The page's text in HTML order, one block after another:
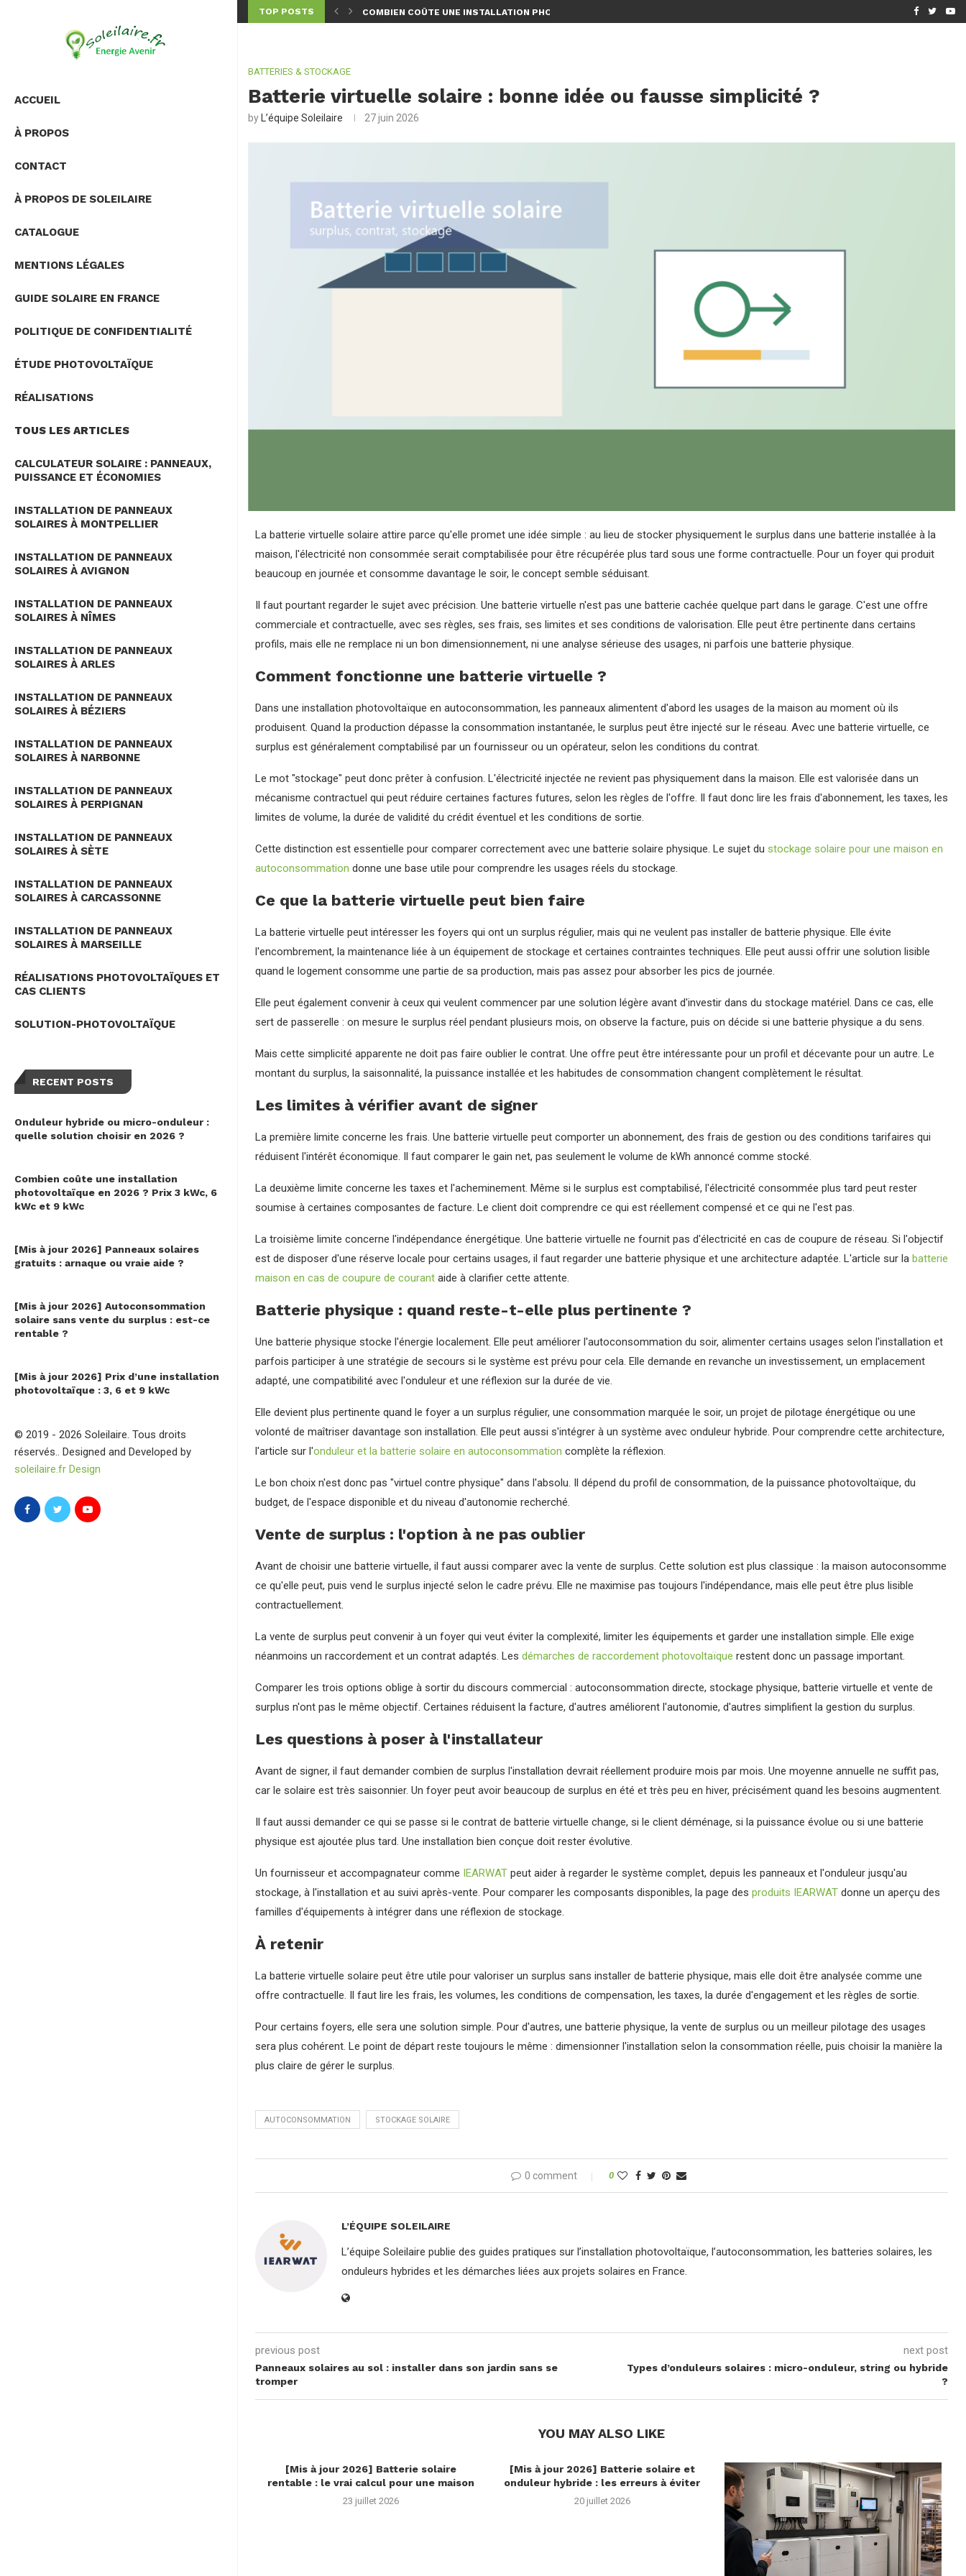
ACCUEIL
À PROPOS
CONTACT
À PROPOS DE SOLEILAIRE
CATALOGUE
MENTIONS LÉGALES
GUIDE SOLAIRE EN FRANCE
POLITIQUE DE CONFIDENTIALITÉ
ÉTUDE PHOTOVOLTAÏQUE
RÉALISATIONS
TOUS LES ARTICLES
CALCULATEUR SOLAIRE : PANNEAUX,
PUISSANCE ET ÉCONOMIES
INSTALLATION DE PANNEAUX
SOLAIRES À MONTPELLIER
INSTALLATION DE PANNEAUX
SOLAIRES À AVIGNON
INSTALLATION DE PANNEAUX
SOLAIRES À NÎMES
INSTALLATION DE PANNEAUX
SOLAIRES À ARLES
INSTALLATION DE PANNEAUX
SOLAIRES À BÉZIERS
INSTALLATION DE PANNEAUX
SOLAIRES À NARBONNE
INSTALLATION DE PANNEAUX
SOLAIRES À PERPIGNAN
INSTALLATION DE PANNEAUX
SOLAIRES À SÈTE
INSTALLATION DE PANNEAUX
SOLAIRES À CARCASSONNE
INSTALLATION DE PANNEAUX
SOLAIRES À MARSEILLE
RÉALISATIONS PHOTOVOLTAÏQUES ET
CAS CLIENTS
SOLUTION-PHOTOVOLTAÏQUE
RECENT POSTS
Onduleur hybride ou micro-onduleur :
quelle solution choisir en 2026 ?
Combien coûte une installation
photovoltaïque en 2026 ? Prix 3 kWc, 6
kWc et 9 kWc
[Mis à jour 2026] Panneaux solaires
gratuits : arnaque ou vraie aide ?
[Mis à jour 2026] Autoconsommation
solaire sans vente du surplus : est-ce
rentable ?
[Mis à jour 2026] Prix d’une installation
photovoltaïque : 3, 6 et 9 kWc
© 2019 - 2026 Soleilaire. Tous droits
réservés.. Designed and Developed by
soleilaire.fr Design
TOP POSTS
ONDULEUR HYBRIDE OU MICRO-ONDULEUR : QUELLE SOLUTION CHOISIR...COMBIEN COÛTE UNE INSTALLATION PHOTOVOLTAÏQUE EN 2026 ?...
BATTERIES & STOCKAGE
Batterie virtuelle solaire : bonne idée ou fausse simplicité ?
by L’équipe Soleilaire 27 juin 2026
La batterie virtuelle solaire attire parce qu'elle promet une idée simple : au lieu de stocker physiquement le surplus dans une batterie installée à la
maison, l'électricité non consommée serait comptabilisée pour être récupérée plus tard sous une forme contractuelle. Pour un foyer qui produit
beaucoup en journée et consomme davantage le soir, le concept semble séduisant.
Il faut pourtant regarder le sujet avec précision. Une batterie virtuelle n'est pas une batterie cachée quelque part dans le garage. C'est une offre
commerciale et contractuelle, avec ses règles, ses frais, ses limites et ses conditions de valorisation. Elle peut être pertinente dans certains
profils, mais elle ne remplace ni un bon dimensionnement, ni une analyse sérieuse des usages, ni parfois une batterie physique.
Comment fonctionne une batterie virtuelle ?
Dans une installation photovoltaïque en autoconsommation, les panneaux alimentent d'abord les usages de la maison au moment où ils
produisent. Quand la production dépasse la consommation instantanée, le surplus peut être injecté sur le réseau. Avec une batterie virtuelle, ce
surplus est généralement comptabilisé par un fournisseur ou un opérateur, selon les conditions du contrat.
Le mot "stockage" peut donc prêter à confusion. L'électricité injectée ne revient pas physiquement dans la maison. Elle est valorisée dans un
mécanisme contractuel qui peut réduire certaines factures futures, selon les règles de l'offre. Il faut donc lire les frais d'abonnement, les taxes, les
limites de volume, la durée de validité du crédit éventuel et les conditions de sortie.
Cette distinction est essentielle pour comparer correctement avec une batterie solaire physique. Le sujet du stockage solaire pour une maison en
autoconsommation donne une base utile pour comprendre les usages réels du stockage.
Ce que la batterie virtuelle peut bien faire
La batterie virtuelle peut intéresser les foyers qui ont un surplus régulier, mais qui ne veulent pas installer de batterie physique. Elle évite
l'encombrement, la maintenance liée à un équipement de stockage et certaines contraintes techniques. Elle peut aussi offrir une solution lisible
quand le logement consomme une partie de sa production, mais pas assez pour absorber les pics de journée.
Elle peut également convenir à ceux qui veulent commencer par une solution légère avant d'investir dans du stockage matériel. Dans ce cas, elle
sert de passerelle : on mesure le surplus réel pendant plusieurs mois, on observe la facture, puis on décide si une batterie physique a du sens.
Mais cette simplicité apparente ne doit pas faire oublier le contrat. Une offre peut être intéressante pour un profil et décevante pour un autre. Le
montant du surplus, la saisonnalité, la puissance installée et les habitudes de consommation changent complètement le résultat.
Les limites à vérifier avant de signer
La première limite concerne les frais. Une batterie virtuelle peut comporter un abonnement, des frais de gestion ou des conditions tarifaires qui
réduisent l'intérêt économique. Il faut comparer le gain net, pas seulement le volume de kWh annoncé comme stocké.
La deuxième limite concerne les taxes et l'acheminement. Même si le surplus est comptabilisé, l'électricité consommée plus tard peut rester
soumise à certaines composantes de facture. Le client doit comprendre ce qui est réellement compensé et ce qui ne l'est pas.
La troisième limite concerne l'indépendance énergétique. Une batterie virtuelle ne fournit pas d'électricité en cas de coupure de réseau. Si l'objectif
est de disposer d'une réserve locale pour certains usages, il faut regarder une batterie physique et une architecture adaptée. L'article sur la batterie
maison en cas de coupure de courant aide à clarifier cette attente.
Batterie physique : quand reste-t-elle plus pertinente ?
Une batterie physique stocke l'énergie localement. Elle peut améliorer l'autoconsommation du soir, alimenter certains usages selon l'installation et
parfois participer à une stratégie de secours si le système est prévu pour cela. Elle demande en revanche un investissement, un emplacement
adapté, une compatibilité avec l'onduleur et une réflexion sur la durée de vie.
Elle devient plus pertinente quand le foyer a un surplus régulier, une consommation marquée le soir, un projet de pilotage énergétique ou une
volonté de maîtriser davantage son installation. Elle peut aussi s'intégrer à un système avec onduleur hybride. Pour comprendre cette architecture,
l'article sur l'onduleur et la batterie solaire en autoconsommation complète la réflexion.
Le bon choix n'est donc pas "virtuel contre physique" dans l'absolu. Il dépend du profil de consommation, de la puissance photovoltaïque, du
budget, de l'espace disponible et du niveau d'autonomie recherché.
Vente de surplus : l'option à ne pas oublier
Avant de choisir une batterie virtuelle, il faut aussi comparer avec la vente de surplus. Cette solution est plus classique : la maison autoconsomme
ce qu'elle peut, puis vend le surplus injecté selon le cadre prévu. Elle ne maximise pas toujours l'indépendance, mais elle peut être plus lisible
contractuellement.
La vente de surplus peut convenir à un foyer qui veut éviter la complexité, limiter les équipements et garder une installation simple. Elle exige
néanmoins un raccordement et un contrat adaptés. Les démarches de raccordement photovoltaïque restent donc un passage important.
Comparer les trois options oblige à sortir du discours commercial : autoconsommation directe, stockage physique, batterie virtuelle et vente de
surplus n'ont pas le même objectif. Certaines réduisent la facture, d'autres améliorent l'autonomie, d'autres simplifient la gestion du surplus.
Les questions à poser à l'installateur
Avant de signer, il faut demander combien de surplus l'installation devrait réellement produire mois par mois. Une moyenne annuelle ne suffit pas,
car le solaire est très saisonnier. Un foyer peut avoir beaucoup de surplus en été et très peu en hiver, précisément quand les besoins augmentent.
Il faut aussi demander ce qui se passe si le contrat de batterie virtuelle change, si le client déménage, si la puissance évolue ou si une batterie
physique est ajoutée plus tard. Une installation bien conçue doit rester évolutive.
Un fournisseur et accompagnateur comme IEARWAT peut aider à regarder le système complet, depuis les panneaux et l'onduleur jusqu'au
stockage, à l'installation et au suivi après-vente. Pour comparer les composants disponibles, la page des produits IEARWAT donne un aperçu des
familles d'équipements à intégrer dans une réflexion de stockage.
À retenir
La batterie virtuelle solaire peut être utile pour valoriser un surplus sans installer de batterie physique, mais elle doit être analysée comme une
offre contractuelle. Il faut lire les frais, les volumes, les conditions de compensation, les taxes, la durée d'engagement et les règles de sortie.
Pour certains foyers, elle sera une solution simple. Pour d'autres, une batterie physique, la vente de surplus ou un meilleur pilotage des usages
sera plus cohérent. Le point de départ reste toujours le même : dimensionner l'installation selon la consommation réelle, puis choisir la manière la
plus claire de gérer le surplus.
AUTOCONSOMMATION STOCKAGE SOLAIRE
0 comment 0
L’ÉQUIPE SOLEILAIRE
L’équipe Soleilaire publie des guides pratiques sur l’installation photovoltaïque, l’autoconsommation, les batteries solaires, les
onduleurs hybrides et les démarches liées aux projets solaires en France.
previous post
Panneaux solaires au sol : installer dans son jardin sans se
tromper
next post
Types d’onduleurs solaires : micro-onduleur, string ou hybride
?
YOU MAY ALSO LIKE
[Mis à jour 2026] Batterie solaire
rentable : le vrai calcul pour une maison
23 juillet 2026
[Mis à jour 2026] Batterie solaire et
onduleur hybride : les erreurs à éviter
20 juillet 2026